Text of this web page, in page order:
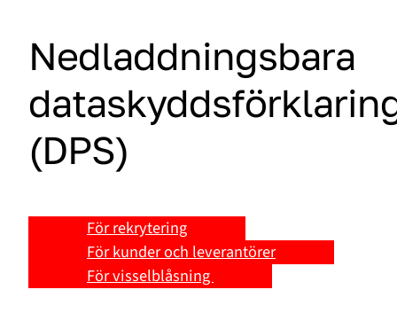
Nedladdningsbara
(DPS)
För rekrytering
För kunder och leverantörer
För visselblåsning